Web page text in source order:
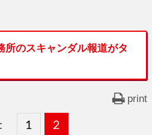
所のスキャンダル報道がタ
print
固
1 ,
固
2